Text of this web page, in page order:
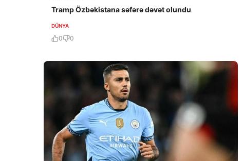
Tramp Özbəkistana səfərə dəvət olundu
DÜNYA
0 0